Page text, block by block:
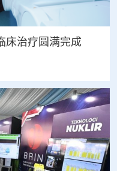
床治疗圆满完成